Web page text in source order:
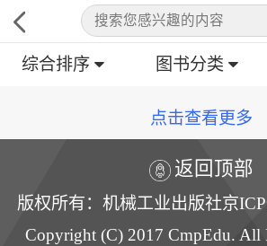
综合排序 图书分类
点击查看更多
返回顶部
版权所有：机械工业出版社京
Copyright (C) 2017 CmpEdu. All